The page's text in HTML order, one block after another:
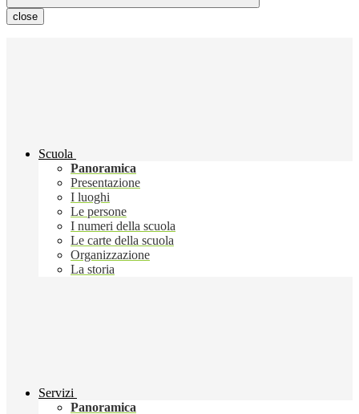
close
Scuola
Panoramica
Presentazione
I luoghi
Le persone
I numeri della scuola
Le carte della scuola
Organizzazione
La storia
Servizi
Panoramica